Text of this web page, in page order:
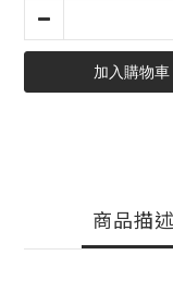
加入購物車
商品描述